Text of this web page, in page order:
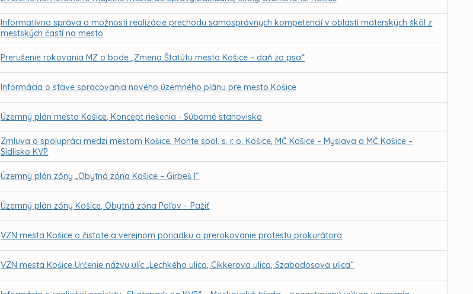
Informatívna správa o možnosti realizácie prechodu samosprávnych kompetencií v oblasti materských škôl z
mestských častí na mesto
Prerušenie rokovania MZ o bode „Zmena Štatútu mesta Košice – daň za psa“
Informácia o stave spracovania nového územného plánu pre mesto Košice
Územný plán mesta Košice, Koncept riešenia - Súborné stanovisko
Zmluva o spolupráci medzi mestom Košice, Monte spol. s. r. o. Košice, MČ Košice – Myslava a MČ Košice –
Sídlisko KVP
Územný plán zóny „Obytná zóna Košice – Girbeš I“
Územný plán zóny Košice, Obytná zóna Poľov – Pažiť
VZN mesta Košice o čistote a verejnom poriadku a prerokovanie protestu prokurátora
VZN mesta Košice Určenie názvu ulíc „Lechkého ulica, Cikkerova ulica, Szabadosova ulica“